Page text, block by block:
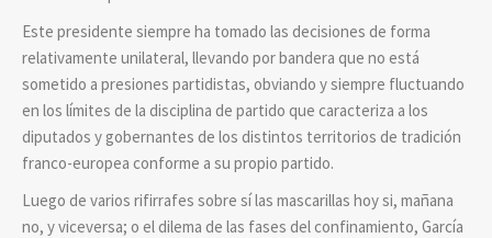
Este presidente siempre ha tomado las decisiones de forma
relativamente unilateral, llevando por bandera que no está
sometido a presiones partidistas, obviando y siempre fluctuando
en los límites de la disciplina de partido que caracteriza a los
diputados y gobernantes de los distintos territorios de tradición
franco-europea conforme a su propio partido.
Luego de varios rifirrafes sobre sí las mascarillas hoy si, mañana
no, y viceversa; o el dilema de las fases del confinamiento, García